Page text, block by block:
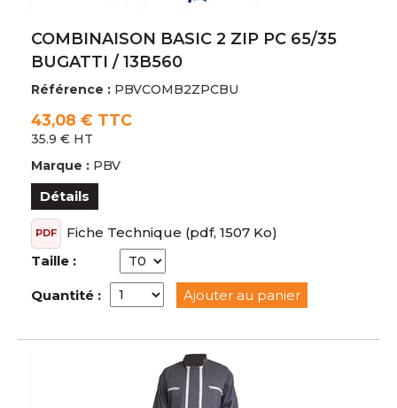
COMBINAISON BASIC 2 ZIP PC 65/35
BUGATTI / 13B560
Référence : PBVCOMB2ZPCBU
43,08 € TTC
35.9 € HT
Marque : PBV
Détails
PDF Fiche Technique (pdf, 1507 Ko)
Taille :
Quantité : Ajouter au panier